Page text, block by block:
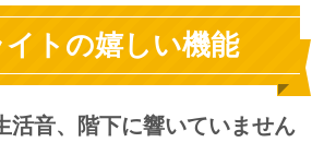
トの嬉しい機能
活音、階下に響いていません